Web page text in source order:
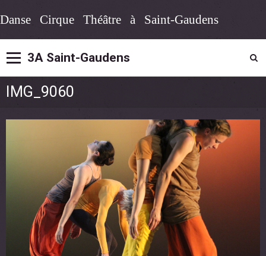
Danse Cirque Théâtre à Saint-Gaudens
3A Saint-Gaudens
IMG_9060